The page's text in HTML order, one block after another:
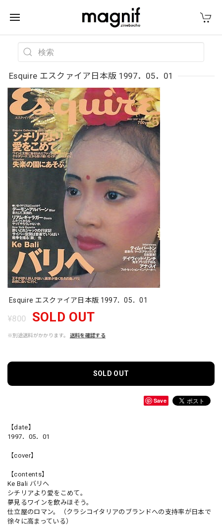
Esquire エスクァイア日本版 1997．05．01
Esquire エスクァイア日本版 1997．05．01
¥800 SOLD OUT
※別途送料がかかります。 送料を確認する
SOLD OUT
Save
【date】
1997．05．01
【cover】
【contents】
Ke Bali バリへ
シチリアより愛をこめて。
夢見るワインを飲みほそう。
仕立屋のロマン。（クラシコイタリアのブランドへの支持率が日本で
徐々に高まっている）